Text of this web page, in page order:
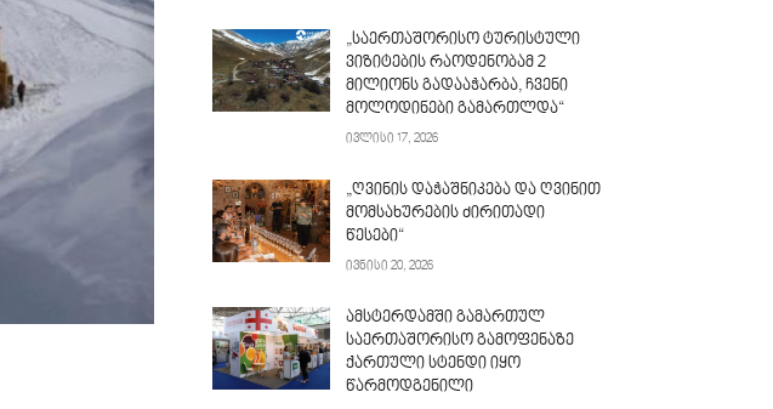
„საერთაშორისო ტურისტული
ვიზიტების რაოდენობამ 2
მილიონს გადააჭარბა, ჩვენი
მოლოდინები გამართლდა“
ივლისი 17, 2026
„ღვინის დაჭაშნიკება და ღვინით
მომსახურების ძირითადი
წესები“
ივნისი 20, 2026
ამსტერდამში გამართულ
საერთაშორისო გამოფენაზე
ქართული სტენდი იყო
წარმოდგენილი